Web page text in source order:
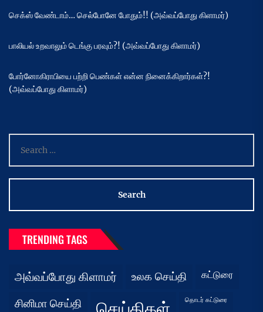
செக்ஸ் வேண்டாம்… செல்போனே போதும்!! (அவ்வப்போது கிளாமர்)
பாலியல் உறவாலும் டெங்கு பரவும்?! (அவ்வப்போது கிளாமர்)
போர்னோகிராபியை பற்றி பெண்கள் என்ன நினைக்கிறார்கள்?!
(அவ்வப்போது கிளாமர்)
for:
TRENDING TAGS
அவ்வப்போது கிளாமர் உலக செய்தி கட்டுரை
சினிமா செய்தி தொடர் கட்டுரை